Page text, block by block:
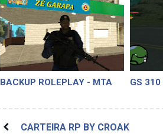
BACKUP ROLEPLAY - MTA GS 310
CARTEIRA RP BY CROAK